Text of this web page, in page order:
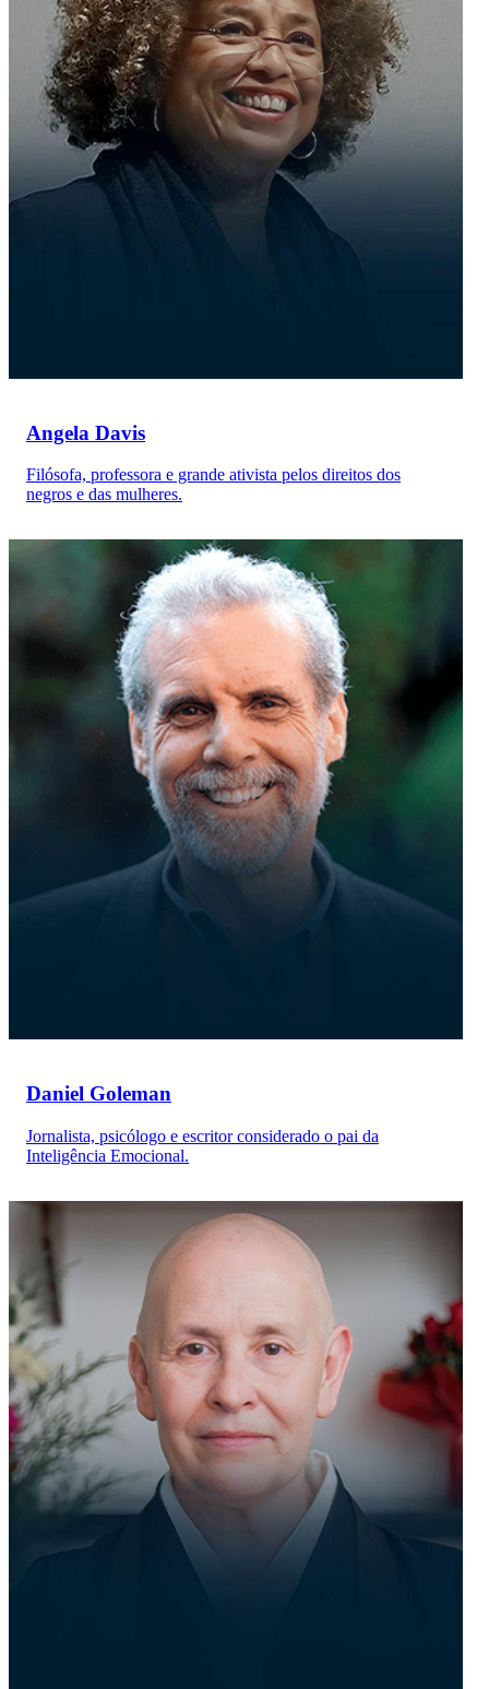
Angela Davis
Filósofa, professora e grande ativista pelos direitos dos
negros e das mulheres.
Daniel Goleman
Jornalista, psicólogo e escritor considerado o pai da
Inteligência Emocional.